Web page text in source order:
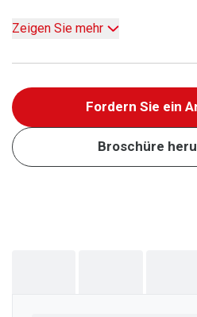
Zeigen Sie mehr
Fordern Sie ein
Broschüre